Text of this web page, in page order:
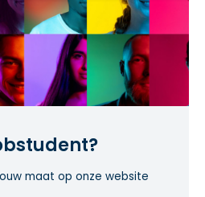
maat op onze website